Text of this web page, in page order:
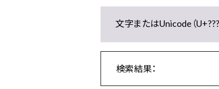
文字またはUnicode（
検索結果：